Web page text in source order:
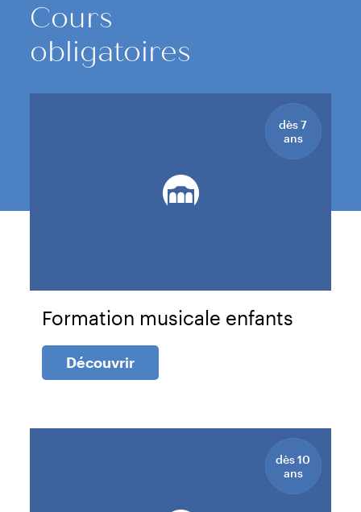
Cours
obligatoires
dès 7
ans
Formation musicale enfants
Découvrir
dès 10
ans